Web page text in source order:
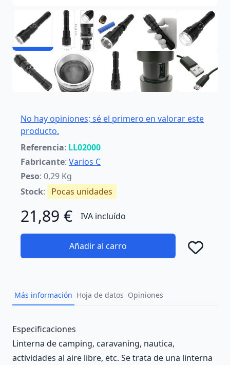
No hay opiniones; sé el primero en valorar este
producto.
Referencia: LL02000
Fabricante: Varios C
Peso: 0,29 Kg
Stock: Pocas unidades
21,89 € IVA incluído
Añadir al carro
Más información Hoja de datos Opiniones
Description
Especificaciones
Linterna de camping, caravaning, nautica,
actividades al aire libre, etc. Se trata de una linterna